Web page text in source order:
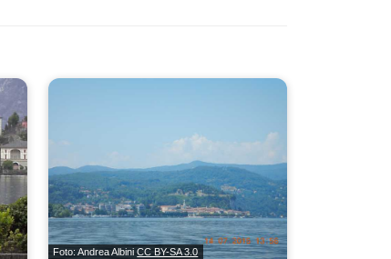
Foto: Andrea AlbiniCC BY-SA 3.0